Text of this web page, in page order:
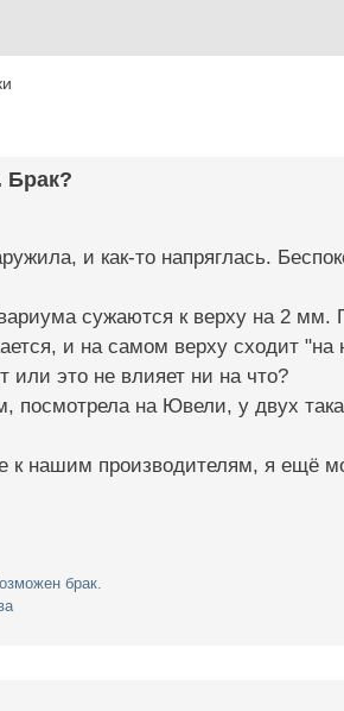
Брак?
и как-то напряглась.
сужаются к верху на 2
и на самом верху сходит "на
или это не влияет ни на что?
посмотрела на Ювели, у двух
к нашим производителям, я ещё
брак.